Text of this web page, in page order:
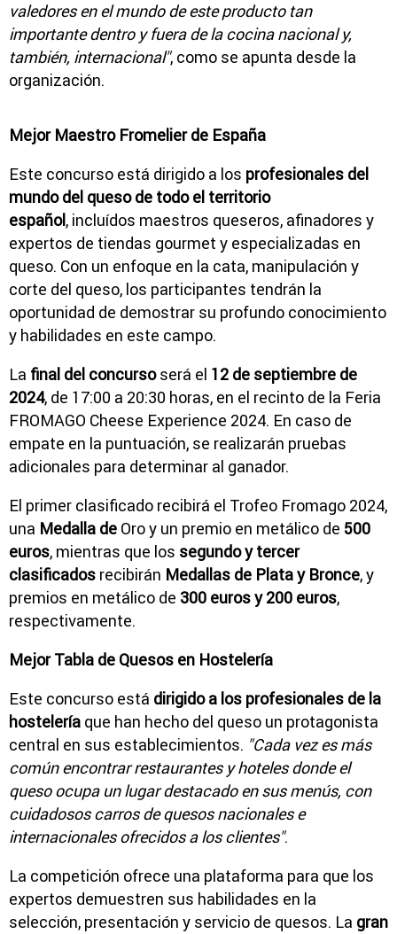
valedores en el mundo de este producto tan
importante dentro y fuera de la cocina nacional y,
también, internacional", como se apunta desde la
organización.
Mejor Maestro Fromelier de España
Este concurso está dirigido a los profesionales del
mundo del queso de todo el territorio
español, incluídos maestros queseros, afinadores y
expertos de tiendas gourmet y especializadas en
queso. Con un enfoque en la cata, manipulación y
corte del queso, los participantes tendrán la
oportunidad de demostrar su profundo conocimiento
y habilidades en este campo.
La final del concursoserá el 12 de septiembre de
2024, de 17:00 a 20:30 horas, en el recinto de la Feria
FROMAGO Cheese Experience 2024. En caso de
empate en la puntuación, se realizarán pruebas
adicionales para determinar al ganador.
El primer clasificado recibirá el Trofeo Fromago 2024,
una Medalla de Oro y un premio en metálico de 500
euros, mientras que los segundo y tercer
clasificados recibirán Medallas de Plata y Bronce, y
premios en metálico de 300 euros y 200 euros,
respectivamente.
Mejor Tabla de Quesos en Hostelería
Este concurso está dirigido a los profesionales de la
hostelería que han hecho del queso un protagonista
central en sus establecimientos. "Cada vez es más
común encontrar restaurantes y hoteles donde el
queso ocupa un lugar destacado en sus menús, con
cuidadosos carros de quesos nacionales e
internacionales ofrecidos a los clientes".
La competición ofrece una plataforma para que los
expertos demuestren sus habilidades en la
selección, presentación y servicio de quesos. La gran